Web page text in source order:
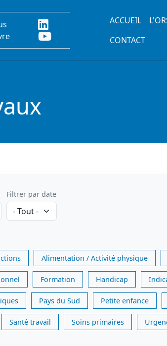
Main
ACCUEIL
CONTACT
Filtrer par date
Alimentation / Activité physique
Formation Handicap
Pays du Sud Petite enfance
Santé travail Soins primaires